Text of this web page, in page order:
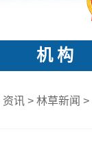
机 构
资讯 > 林草新闻 >